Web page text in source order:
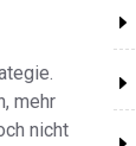
mehr
nicht